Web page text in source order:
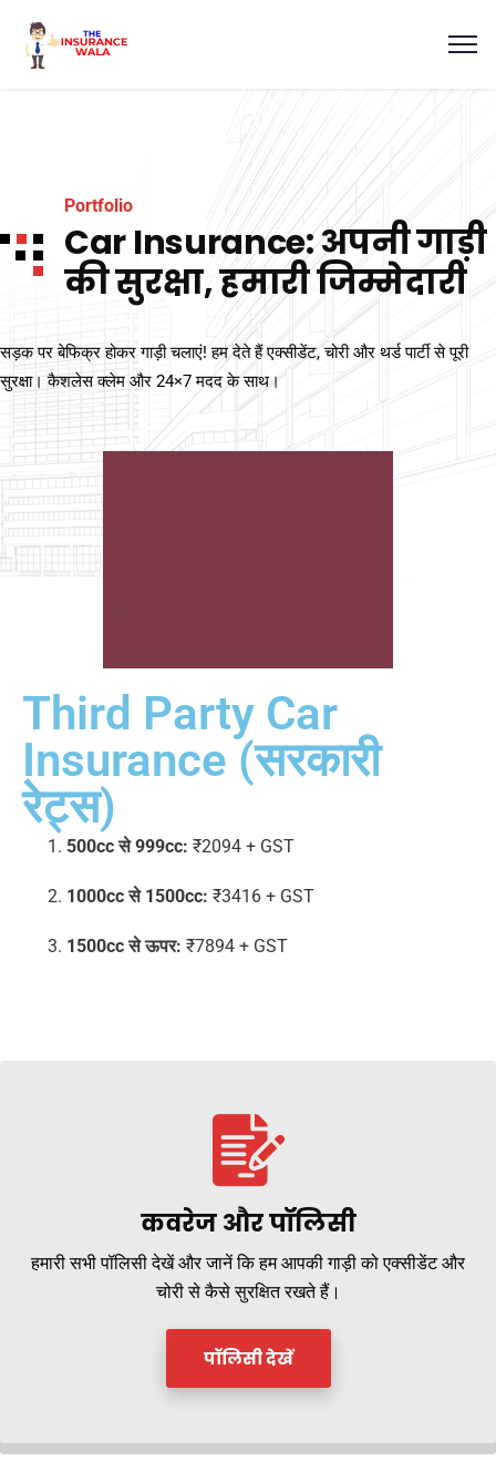
Portfolio
Car Insurance: अपनी गाड़ी
की सुरक्षा, हमारी जिम्मेदारी
सड़क पर बेफिक्र होकर गाड़ी चलाएं! हम देते हैं एक्सीडेंट, चोरी और थर्ड पार्टी से पूरी
सुरक्षा। कैशलेस क्लेम और 24×7 मदद के साथ।
Third Party Car
Insurance (सरकारी
रेट्स)
500cc से 999cc: ₹2094 + GST
1000cc से 1500cc: ₹3416 + GST
1500cc से ऊपर: ₹7894 + GST
कवरेज और पॉलिसी
हमारी सभी पॉलिसी देखें और जानें कि हम आपकी गाड़ी को एक्सीडेंट और
चोरी से कैसे सुरक्षित रखते हैं।
पॉलिसी देखें